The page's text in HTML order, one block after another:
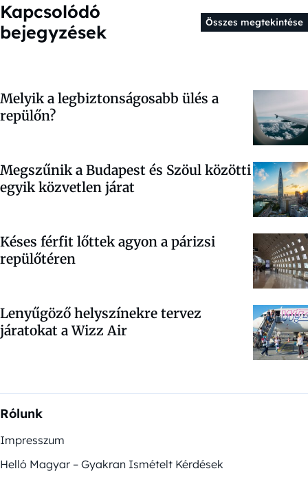
Kapcsolódó
bejegyzések
Összes megtekintése
Melyik a legbiztonságosabb ülés a
repülőn?
Megszűnik a Budapest és Szöul közötti
egyik közvetlen járat
Késes férfit lőttek agyon a párizsi
repülőtéren
Lenyűgöző helyszínekre tervez
járatokat a Wizz Air
Rólunk
Impresszum
Helló Magyar – Gyakran Ismételt Kérdések